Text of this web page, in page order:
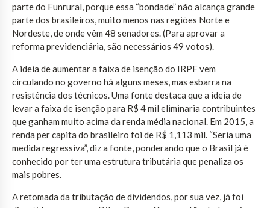
parte do Funrural, porque essa “bondade” não alcança grande
parte dos brasileiros, muito menos nas regiões Norte e
Nordeste, de onde vêm 48 senadores. (Para aprovar a
reforma previdenciária, são necessários 49 votos).
A ideia de aumentar a faixa de isenção do IRPF vem
circulando no governo há alguns meses, mas esbarra na
resistência dos técnicos. Uma fonte destaca que a ideia de
levar a faixa de isenção para R$ 4 mil eliminaria contribuintes
que ganham muito acima da renda média nacional. Em 2015, a
renda per capita do brasileiro foi de R$ 1,113 mil. “Seria uma
medida regressiva”, diz a fonte, ponderando que o Brasil já é
conhecido por ter uma estrutura tributária que penaliza os
mais pobres.
A retomada da tributação de dividendos, por sua vez, já foi